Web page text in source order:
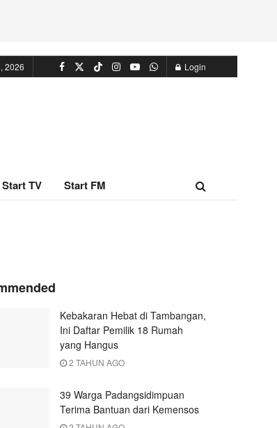
2026 Login
Start TV Start FM
Kebakaran Hebat di Tambangan,
Ini Daftar Pemilik 18 Rumah
yang Hangus
2 TAHUN AGO
39 Warga Padangsidimpuan
Terima Bantuan dari Kemensos